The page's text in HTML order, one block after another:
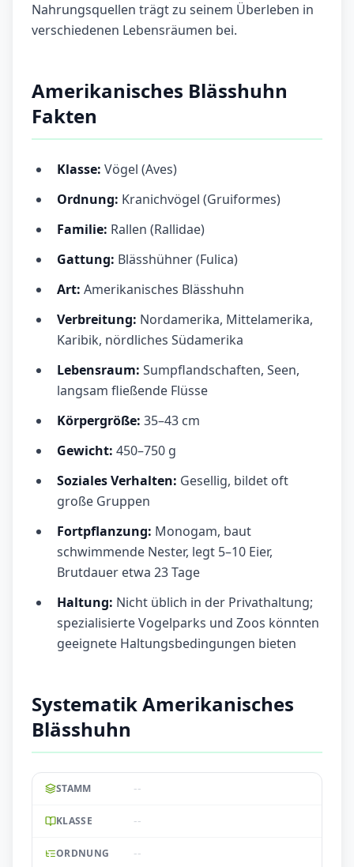
Nahrungsquellen trägt zu seinem Überleben in
verschiedenen Lebensräumen bei.
Amerikanisches Blässhuhn
Fakten
Klasse: Vögel (Aves)
Ordnung: Kranichvögel (Gruiformes)
Familie: Rallen (Rallidae)
Gattung: Blässhühner (Fulica)
Art: Amerikanisches Blässhuhn
Verbreitung: Nordamerika, Mittelamerika,
Karibik, nördliches Südamerika
Lebensraum: Sumpflandschaften, Seen,
langsam fließende Flüsse
Körpergröße: 35–43 cm
Gewicht: 450–750 g
Soziales Verhalten: Gesellig, bildet oft
große Gruppen
Fortpflanzung: Monogam, baut
schwimmende Nester, legt 5–10 Eier,
Brutdauer etwa 23 Tage
Haltung: Nicht üblich in der Privathaltung;
spezialisierte Vogelparks und Zoos könnten
geeignete Haltungsbedingungen bieten
Systematik Amerikanisches
Blässhuhn
STAMM --
KLASSE --
ORDNUNG --